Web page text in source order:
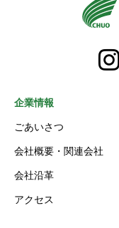
企業情報
ごあいさつ
会社概要・関連会社
会社沿革
アクセス